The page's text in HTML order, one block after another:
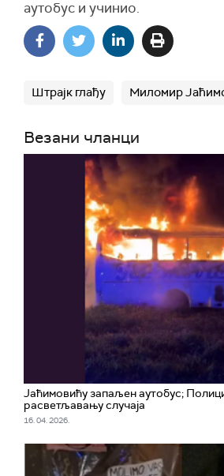
аутобус и учинио.
Штрајк глађу Миломир
Везани чланци
Јаћимовићу запаљен аутобус;
расветљавању случаја
16. 04. 2026.